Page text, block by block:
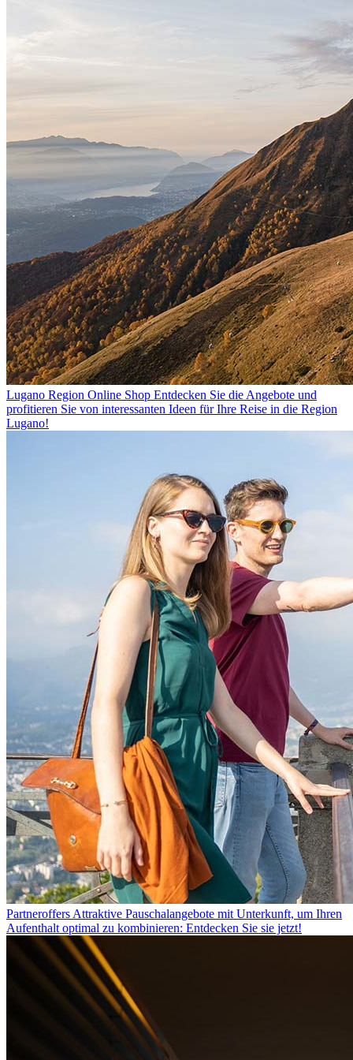
Lugano Region Online Shop Entdecken Sie die Angebote und
profitieren Sie von interessanten Ideen für Ihre Reise in die Region
Lugano!
Partneroffers Attraktive Pauschalangebote mit Unterkunft, um Ihren
Aufenthalt optimal zu kombinieren: Entdecken Sie sie jetzt!